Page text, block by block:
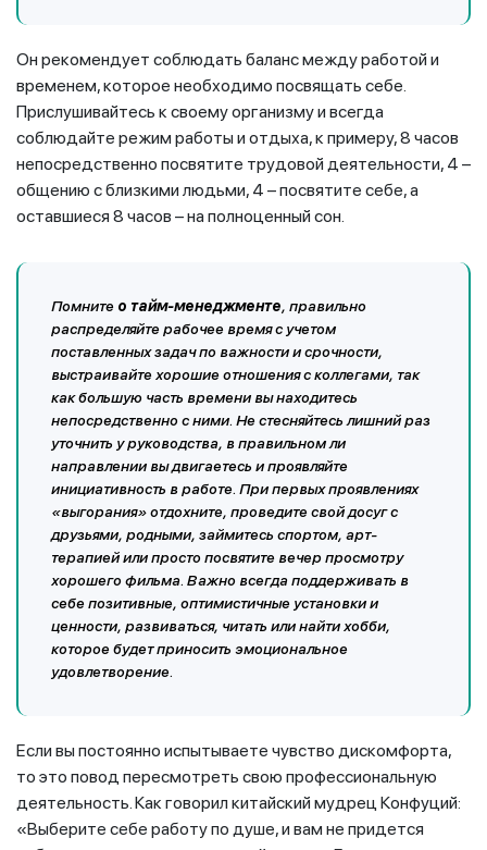
Он рекомендует соблюдать баланс между работой и
временем, которое необходимо посвящать себе.
Прислушивайтесь к своему организму и всегда
соблюдайте режим работы и отдыха, к примеру, 8 часов
непосредственно посвятите трудовой деятельности, 4 –
общению с близкими людьми, 4 – посвятите себе, а
оставшиеся 8 часов – на полноценный сон.
Помните о тайм-менеджменте, правильно
распределяйте рабочее время с учетом
поставленных задач по важности и срочности,
выстраивайте хорошие отношения с коллегами, так
как большую часть времени вы находитесь
непосредственно с ними. Не стесняйтесь лишний раз
уточнить у руководства, в правильном ли
направлении вы двигаетесь и проявляйте
инициативность в работе. При первых проявлениях
«выгорания» отдохните, проведите свой досуг с
друзьями, родными, займитесь спортом, арт-
терапией или просто посвятите вечер просмотру
хорошего фильма. Важно всегда поддерживать в
себе позитивные, оптимистичные установки и
ценности, развиваться, читать или найти хобби,
которое будет приносить эмоциональное
удовлетворение.
Если вы постоянно испытываете чувство дискомфорта,
то это повод пересмотреть свою профессиональную
деятельность. Как говорил китайский мудрец Конфуций:
«Выберите себе работу по душе, и вам не придется